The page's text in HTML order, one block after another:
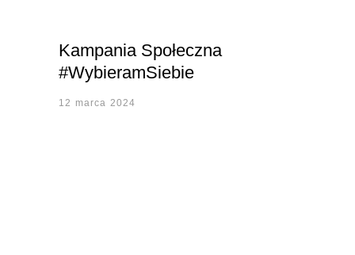
Kampania Społeczna
#WybieramSiebie
12 marca 2024